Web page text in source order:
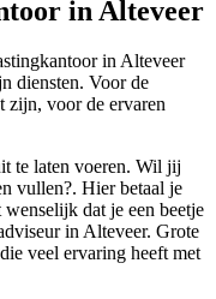
in Alteveer
in Alteveer
diensten. Voor de
zijn, voor de ervaren
te laten voeren. Wil jij
vullen?. Hier betaal je
dat je een beetje
in Alteveer. Grote
veel ervaring heeft met